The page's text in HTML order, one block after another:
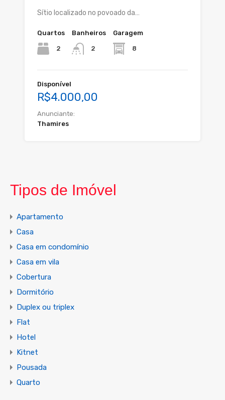
Sítio localizado no povoado da…
Quartos
2
Banheiros
2
Garagem
8
Disponível
R$4.000,00
Anunciante:
Thamires
Tipos de Imóvel
Apartamento
Casa
Casa em condomínio
Casa em vila
Cobertura
Dormitório
Duplex ou triplex
Flat
Hotel
Kitnet
Pousada
Quarto